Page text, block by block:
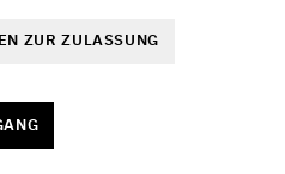
ZUR ZULASSUNG